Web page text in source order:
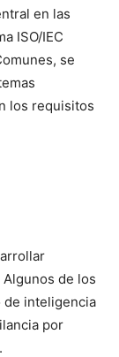
en las
ISO/IEC
se
los requisitos
de los
de inteligencia
por